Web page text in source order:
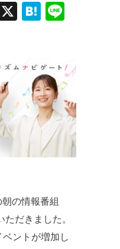
F
X
H
n
a
の情報番組
ただきました。
ントが増加し